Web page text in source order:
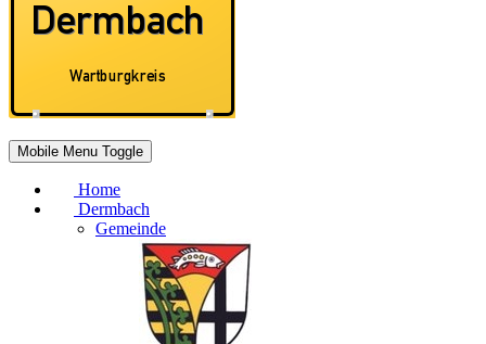
Mobile Menu Toggle
Home
Dermbach
Gemeinde